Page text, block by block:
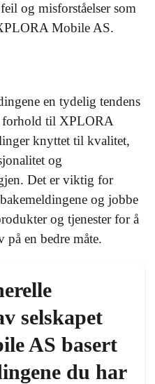
og misforståelser som
Mobile AS.
en tydelig tendens
forhold til XPLORA
knyttet til kvalitet,
og
Det er viktig for
og jobbe
og tjenester for å
på en bedre måte.
selskapet
AS basert
du har